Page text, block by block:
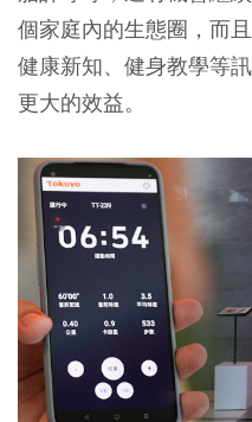
個家庭內的生態圈，而
健康新知、健身教學等
更大的效益。